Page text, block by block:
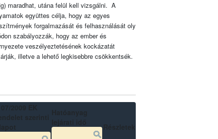
maradhat, utána felül kell vizsgálni. A
együttes célja, hogy az egyes
forgalmazását és felhasználását oly
szabályozzák, hogy az ember és
veszélyeztetésének kockázatát
illetve a lehető legkisebbre csökkentsék.